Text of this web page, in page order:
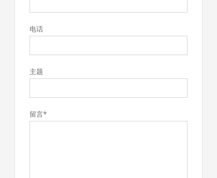
电话
主题
留言*